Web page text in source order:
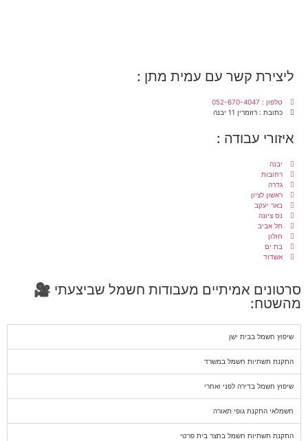
ליצירת קשר עם עמית מתן :
טלפון : 052-670-4047
כתובת : רוזמרין 11 יבנה
איזורי עבודה :
יבנה
רחובות
גדרה
ראשון לציון
באר יעקב
נס ציונה
תל אביב
חולון
בת ים
אשדוד
סרטונים אמיתיים מעבודות חשמל שביצעתי 🎥
מהשטח:
שיפוץ חשמל בבית ישן
התקנת תשתיות חשמל במשרד
שיפוץ חשמל בדירה לפני ואחרי
חשמלאי התקנת גופי תאורה
התקנת תשתיות חשמל בחצר בית פרטי